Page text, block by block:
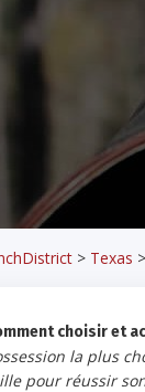
> Texas >
choisir et
la plus
pour réussir